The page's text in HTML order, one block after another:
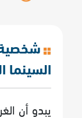
شخصية
السينما
يبدو أن